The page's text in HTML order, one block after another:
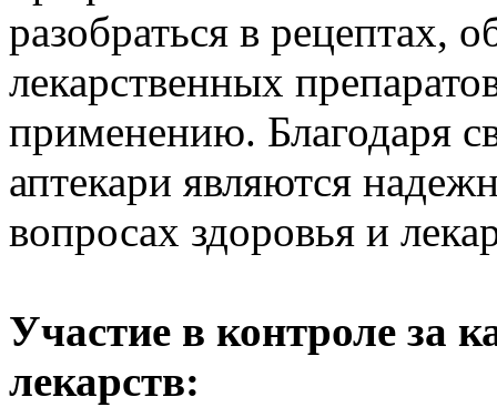
разобраться в рецептах,
лекарственных
применению. Благодаря
аптекари являются
вопросах здоровья и
Участие в контроле за
лекарств: